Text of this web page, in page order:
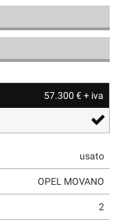
57.300 € + iva
usato
OPEL MOVANO
2